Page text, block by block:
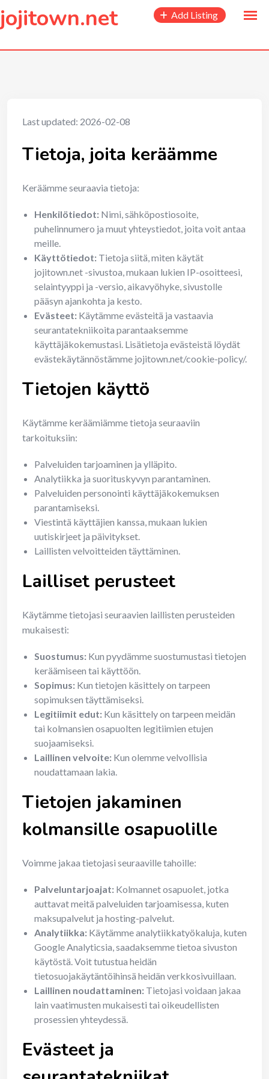
content
jojitown.net Add Listing
Last updated: 2026-02-08
Tietoja, joita keräämme
Keräämme seuraavia tietoja:
Henkilötiedot: Nimi, sähköpostiosoite,
puhelinnumero ja muut yhteystiedot, joita voit antaa
meille.
Käyttötiedot: Tietoja siitä, miten käytät
jojitown.net -sivustoa, mukaan lukien IP-osoitteesi,
selaintyyppi ja -versio, aikavyöhyke, sivustolle
pääsyn ajankohta ja kesto.
Evästeet: Käytämme evästeitä ja vastaavia
seurantatekniikoita parantaaksemme
käyttäjäkokemustasi. Lisätietoja evästeistä löydät
evästekäytännöstämme jojitown.net/cookie-policy/.
Tietojen käyttö
Käytämme keräämiämme tietoja seuraaviin
tarkoituksiin:
Palveluiden tarjoaminen ja ylläpito.
Analytiikka ja suorituskyvyn parantaminen.
Palveluiden personointi käyttäjäkokemuksen
parantamiseksi.
Viestintä käyttäjien kanssa, mukaan lukien
uutiskirjeet ja päivitykset.
Laillisten velvoitteiden täyttäminen.
Lailliset perusteet
Käytämme tietojasi seuraavien laillisten perusteiden
mukaisesti:
Suostumus: Kun pyydämme suostumustasi tietojen
keräämiseen tai käyttöön.
Sopimus: Kun tietojen käsittely on tarpeen
sopimuksen täyttämiseksi.
Legitiimit edut: Kun käsittely on tarpeen meidän
tai kolmansien osapuolten legitiimien etujen
suojaamiseksi.
Laillinen velvoite: Kun olemme velvollisia
noudattamaan lakia.
Tietojen jakaminen
kolmansille osapuolille
Voimme jakaa tietojasi seuraaville tahoille:
Palveluntarjoajat: Kolmannet osapuolet, jotka
auttavat meitä palveluiden tarjoamisessa, kuten
maksupalvelut ja hosting-palvelut.
Analytiikka: Käytämme analytiikkatyökaluja, kuten
Google Analyticsia, saadaksemme tietoa sivuston
käytöstä. Voit tutustua heidän
tietosuojakäytäntöihinsä heidän verkkosivuillaan.
Laillinen noudattaminen: Tietojasi voidaan jakaa
lain vaatimusten mukaisesti tai oikeudellisten
prosessien yhteydessä.
Evästeet ja